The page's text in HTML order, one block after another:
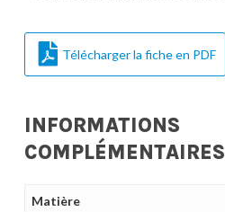
Télécharger la fiche en PDF
INFORMATIONS
COMPLÉMENTAIRES
Matière